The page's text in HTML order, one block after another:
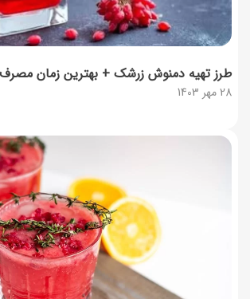
28 مهر 1403
طرز تهیه دمنوش زرشک + بهترین زمان مصرف